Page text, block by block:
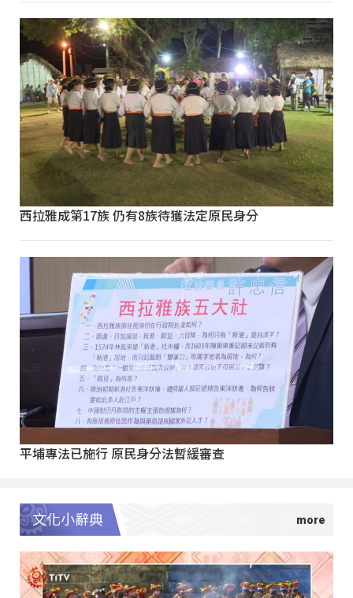
西拉雅成第17族 仍有8族待獲法定原民身分
平埔專法已施行 原民身分法暫緩審查
文化小辭典